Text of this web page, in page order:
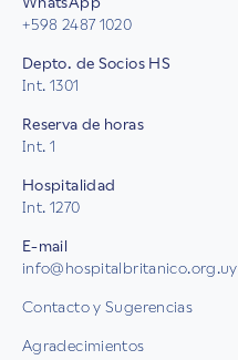
+598 2487 1020
Depto. de Socios HS
Int. 1301
Reserva de horas
Int. 1
Hospitalidad
Int. 1270
E-mail
info@hospitalbritanico.org.uy
Contacto y Sugerencias
Agradecimientos